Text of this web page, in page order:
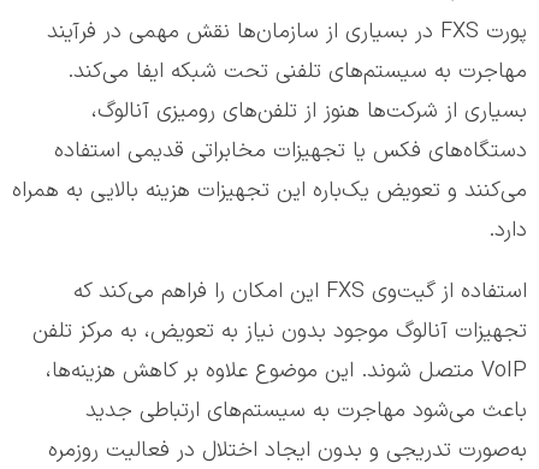
پورت FXS در بسیاری از سازمان‌ها نقش مهمی در فرآیند
مهاجرت به سیستم‌های تلفنی تحت شبکه ایفا می‌کند.
بسیاری از شرکت‌ها هنوز از تلفن‌های رومیزی آنالوگ،
دستگاه‌های فکس یا تجهیزات مخابراتی قدیمی استفاده
می‌کنند و تعویض یک‌باره این تجهیزات هزینه بالایی به همراه
دارد.
استفاده از گیت‌وی FXS این امکان را فراهم می‌کند که
تجهیزات آنالوگ موجود بدون نیاز به تعویض، به مرکز تلفن
VoIP متصل شوند. این موضوع علاوه بر کاهش هزینه‌ها،
باعث می‌شود مهاجرت به سیستم‌های ارتباطی جدید
به‌صورت تدریجی و بدون ایجاد اختلال در فعالیت روزمره